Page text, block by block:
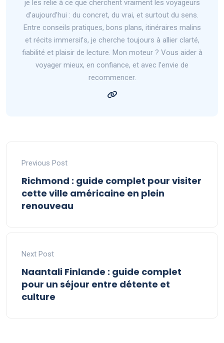
je les relie à ce que cherchent vraiment les voyageurs
d’aujourd’hui : du concret, du vrai, et surtout du sens.
Entre conseils pratiques, bons plans, itinéraires malins
et récits immersifs, je cherche toujours à allier clarté,
fiabilité et plaisir de lecture. Mon moteur ? Vous aider à
voyager mieux, en confiance, et avec l’envie de
recommencer.
Previous Post
Richmond : guide complet pour visiter
cette ville américaine en plein
renouveau
Next Post
Naantali Finlande : guide complet
pour un séjour entre détente et
culture